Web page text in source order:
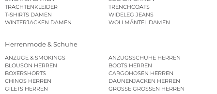
TRACHTENKLEIDER
TRENCHCOATS
T-SHIRTS DAMEN
WIDELEG JEANS
WINTERJACKEN DAMEN
WOLLMÄNTEL DAMEN
Herrenmode & Schuhe
ANZÜGE & SMOKINGS
ANZUGSSCHUHE HERREN
BLOUSON HERREN
BOOTS HERREN
BOXERSHORTS
CARGOHOSEN HERREN
CHINOS HERREN
DAUNENJACKEN HERREN
GILETS HERREN
GROSSE GRÖSSEN HERREN